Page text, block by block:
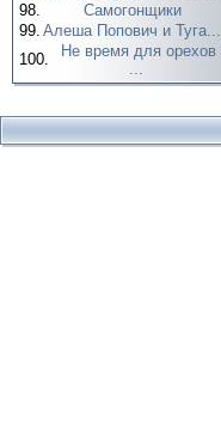
98.
Самогонщики
99. Алеша Попович и Туга...
100.
Не время для орехов
...